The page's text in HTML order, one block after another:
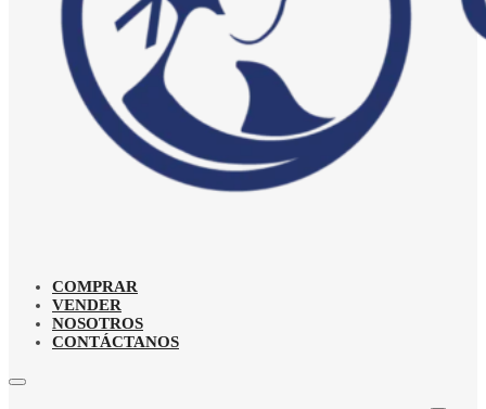
COMPRAR
VENDER
NOSOTROS
CONTÁCTANOS